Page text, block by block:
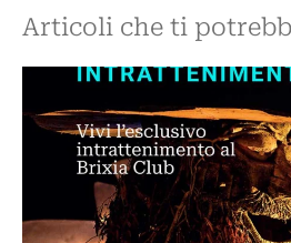
Articoli che ti